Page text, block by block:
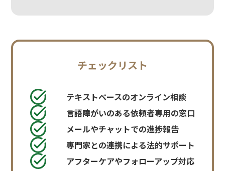
チェックリスト
テキストベースのオンライン相談
言語障がいのある依頼者専用の窓口
メールやチャットでの進捗報告
専門家との連携による法的サポート
アフターケアやフォローアップ対応